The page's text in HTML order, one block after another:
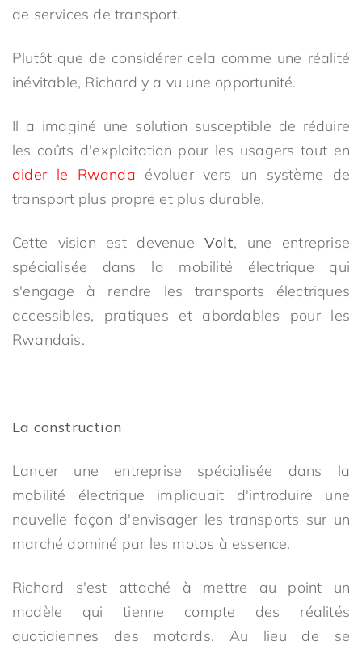
de services de transport.
Plutôt que de considérer cela comme une réalité
inévitable, Richard y a vu une opportunité.
Il a imaginé une solution susceptible de réduire
les coûts d'exploitation pour les usagers tout en
aider le Rwanda évoluer vers un système de
transport plus propre et plus durable.
Cette vision est devenueVolt, une entreprise
spécialisée dans la mobilité électrique qui
s'engage à rendre les transports électriques
accessibles, pratiques et abordables pour les
Rwandais.
La construction
Lancer une entreprise spécialisée dans la
mobilité électrique impliquait d'introduire une
nouvelle façon d'envisager les transports sur un
marché dominé par les motos à essence.
Richard s'est attaché à mettre au point un
modèle qui tienne compte des réalités
quotidiennes des motards. Au lieu de se